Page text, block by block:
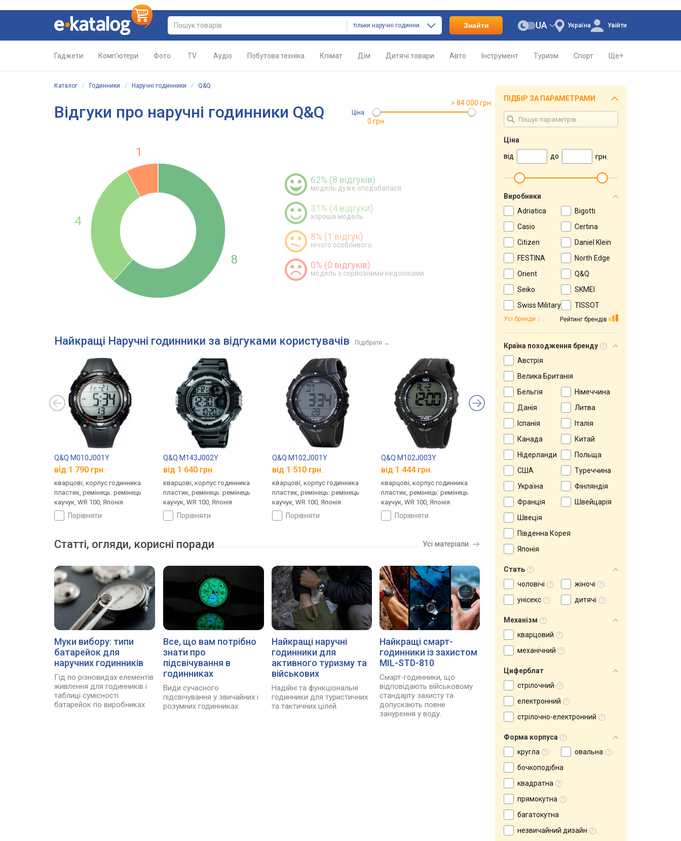
тільки наручні годинники Знайти Україна
UA Увійти
Гаджети Комп'ютери Фото TV Аудіо Побутова техніка Клімат Дім Дитячі товари Авто Інструмент Туризм Спорт Ще+
Каталог / Годинники / Наручні годинники / Q&Q
Ціна
0 грн.
> 84 000 грн.
Відгуки про наручні годинники Q&Q
62% (8 відгуків)
модель дуже сподобалася
31% (4 відгуки)
хороша модель
8% (1 відгук)
нічого особливого
0% (0 відгуків)
модель з серйозними недоліками
8
4
1
Найкращі Наручні годинники за відгуками користувачів Підібрати →
Q&Q M010J001Y
від 1 790 грн.
кварцові, корпус годинника
пластик, ремінець: ремінець
каучук, WR 100, Японія
порівняти
Q&Q M143J002Y
від 1 640 грн.
кварцові, корпус годинника
пластик, ремінець: ремінець
каучук, WR 100, Японія
порівняти
Q&Q M102J001Y
від 1 510 грн.
кварцові, корпус годинника
пластик, ремінець: ремінець
каучук, WR 100, Японія
порівняти
Q&Q M102J003Y
від 1 444 грн.
кварцові, корпус годинника
пластик, ремінець: ремінець
каучук, WR 100, Японія
порівняти
Q&Q M010J002Y
від 1 743 грн.
кварцові, корпус годинника
пластик, ремінець: ремінець
каучук, WR 100, Японія
порівняти
Q&Q VQ94J009Y
від 763 грн.
кварцові, корпус
пластик, ремінець:
каучук, WR 30, Японія
Статті, огляди, корисні поради Усі матеріали
Муки вибору: типи
батарейок для
наручних годинників
Гід по різновидах елементів
живлення для годинників і
таблиці сумісності
батарейок по виробниках
Все, що вам потрібно
знати про
підсвічування в
годинниках
Види сучасного
підсвічування у звичайних і
розумних годинниках
Найкращі наручні
годинники для
активного туризму та
військових
Надійні та функціональні
годинники для туристичних
та тактичних цілей.
Найкращі смарт-
годинники із захистом
MIL-STD-810
Смарт-годинники, що
відповідають військовому
стандарту захисту та
допускають повне
занурення у воду.
ПІДБІР ЗА ПАРАМЕТРАМИ
Ціна
від
до грн.
Виробники
Adriatica
Bigotti
Casio
Certina
Citizen
Daniel Klein
FESTINA
North Edge
Orient
Q&Q
Seiko
SKMEI
Swiss Military
TISSOT
Рейтинг брендів
Усі бренди
Країна походження бренду
Австрія
Велика Британія
Бельгія
Німеччина
Данія
Литва
Іспанія
Італія
Канада
Китай
Нідерланди
Польща
США
Туреччина
Україна
Фінляндія
Франція
Швейцарія
Швеція
Південна Корея
Японія
Стать
чоловічі
жіночі
унісекс
дитячі
Механізм
кварцовий
механічний
Циферблат
стрілочний
електронний
стрілочно-електронний
Форма корпуса
кругла
овальна
бочкоподібна
квадратна
прямокутна
багатокутна
незвичайний дизайн